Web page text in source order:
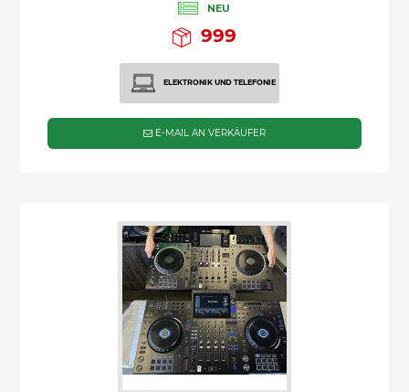
NEU
999
ELEKTRONIK UND TELEFONIE
E-MAIL AN VERKÄUFER